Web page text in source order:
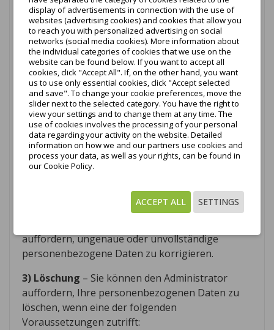
Der hinzugefügte Kommentar zusammen mit den
im Rahmen der Einstellungen des
Kommentarsystems veröffentlichten Daten wird
auf dem Blog sichtbar sein. Der Kommentar kann
von Ihnen jederzeit gelöscht oder geändert
werden.
Welche Rechte haben Sie bezüglich Ihrer
personenbezogenen Daten?
Sie haben die folgenden Rechte in Bezug auf Ihre
personenbezogenen Daten:
Ihren personenbezogenen Daten anfordern.
auffordern, ungenaue oder unvollständige
personenbezogene Daten zu korrigieren.
3) Löschung – Sie können den Administrator
auffordern, Ihre personenbezogenen Daten zu
löschen, wenn eine der folgenden
Voraussetzungen zutrifft:
display of advertisements in connection with the use of
websites (advertising cookies) and cookies that allow you
to reach you with personalized advertising on social
networks (social media cookies). More information about
the individual categories of cookies that we use on the
website can be found below. If you want to accept all
cookies, click "Accept All". If, on the other hand, you want
us to use only essential cookies, click "Accept selected
and save". To change your cookie preferences, move the
slider next to the selected category. You have the right to
view your settings and to change them at any time. The
use of cookies involves the processing of your personal
data regarding your activity on the website. Detailed
information on how we and our partners use cookies and
process your data, as well as your rights, can be found in
our Cookie Policy.
SETTINGS
ACCEPT ALL